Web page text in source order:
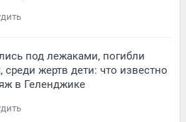
под лежаками, погибли
среди жертв дети: что известно
в Геленджике